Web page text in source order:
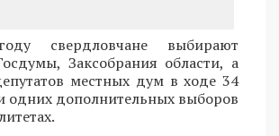
свердловчане выбирают
Заксобрания области, а
местных дум в ходе 34
одних дополнительных выборов